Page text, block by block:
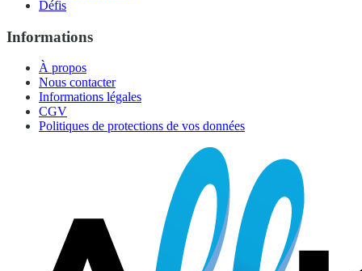
Défis
Informations
À propos
Nous contacter
Informations légales
CGV
Politiques de protections de vos données